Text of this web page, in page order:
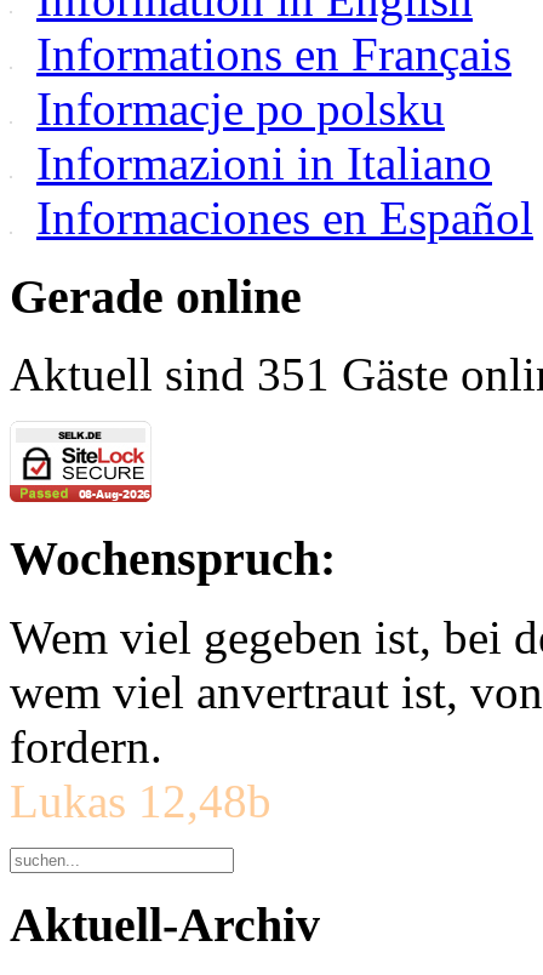
Informations en Français
Informacje po polsku
Informazioni in Italiano
Informaciones en Español
Gerade online
Aktuell sind 351 Gäste
Wochenspruch:
Wem viel gegeben ist, bei
wem viel anvertraut ist,
fordern.
Lukas 12,48b
Aktuell-Archiv